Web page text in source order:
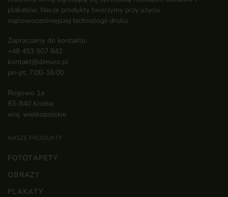
plakatów. Nasze produkty tworzymy przy użyciu
najnowocześniejszej technologii druku.
Zapraszamy do kontaktu:
+48 453 507 842
kontakt@dimuro.pl
pn-pt: 7:00-16:00
Rogowo 1a
63-840 Krobia
woj. wielkopolskie
NASZE PRODUKTY
FOTOTAPETY
OBRAZY
PLAKATY